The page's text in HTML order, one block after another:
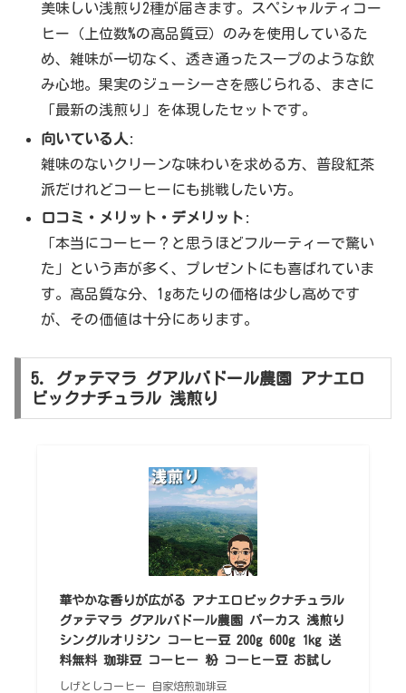
美味しい浅煎り2種が届きます。スペシャルティコー
ヒー（上位数%の高品質豆）のみを使用しているた
め、雑味が一切なく、透き通ったスープのような飲
み心地。果実のジューシーさを感じられる、まさに
「最新の浅煎り」を体現したセットです。
向いている人 :
雑味のないクリーンな味わいを求める方、普段紅茶
派だけれどコーヒーにも挑戦したい方。
口コミ・メリット・デメリット :
「本当にコーヒー？と思うほどフルーティーで驚い
た」という声が多く、プレゼントにも喜ばれていま
す。高品質な分、1gあたりの価格は少し高めです
が、その価値は十分にあります。
5. グァテマラ グアルバドール農園 アナエロ
ビックナチュラル 浅煎り
華やかな香りが広がる アナエロビックナチュラル
グァテマラ グアルバドール農園 パーカス 浅煎り
シングルオリジン コーヒー豆 200g 600g 1kg 送
料無料 珈琲豆 コーヒー 粉 コーヒー豆 お試し
しげとしコーヒー 自家焙煎珈琲豆